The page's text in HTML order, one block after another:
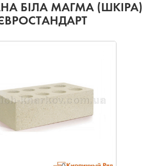
БІЛА МАГМА (ШКІРА)